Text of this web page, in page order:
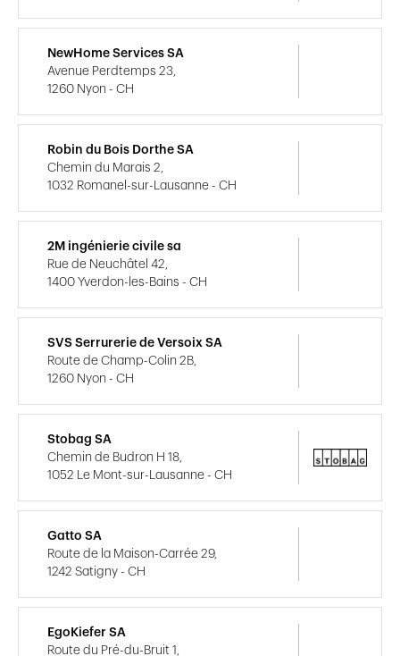
NewHome Services SA
Avenue Perdtemps 23,
1260 Nyon - CH
Robin du Bois Dorthe SA
Chemin du Marais 2,
1032 Romanel-sur-Lausanne - CH
2M ingénierie civile sa
Rue de Neuchâtel 42,
1400 Yverdon-les-Bains - CH
SVS Serrurerie de Versoix SA
Route de Champ-Colin 2B,
1260 Nyon - CH
Stobag SA
Chemin de Budron H 18,
1052 Le Mont-sur-Lausanne - CH
Gatto SA
Route de la Maison-Carrée 29,
1242 Satigny - CH
EgoKiefer SA
Route du Pré-du-Bruit 1,